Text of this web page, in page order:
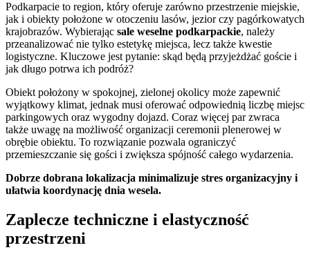
Podkarpacie to region, który oferuje zarówno przestrzenie miejskie,
jak i obiekty położone w otoczeniu lasów, jezior czy pagórkowatych
krajobrazów. Wybierając sale weselne podkarpackie, należy
przeanalizować nie tylko estetykę miejsca, lecz także kwestie
logistyczne. Kluczowe jest pytanie: skąd będą przyjeżdżać goście i
jak długo potrwa ich podróż?
Obiekt położony w spokojnej, zielonej okolicy może zapewnić
wyjątkowy klimat, jednak musi oferować odpowiednią liczbę miejsc
parkingowych oraz wygodny dojazd. Coraz więcej par zwraca
także uwagę na możliwość organizacji ceremonii plenerowej w
obrębie obiektu. To rozwiązanie pozwala ograniczyć
przemieszczanie się gości i zwiększa spójność całego wydarzenia.
Dobrze dobrana lokalizacja minimalizuje stres organizacyjny i
ułatwia koordynację dnia wesela.
Zaplecze techniczne i elastyczność
przestrzeni